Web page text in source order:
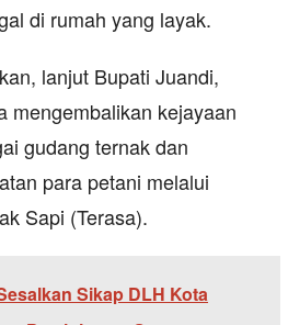
di rumah yang layak.
lanjut Bupati Juandi,
mengembalikan kejayaan
gudang ternak dan
para petani melalui
Sapi (Terasa).
Sikap DLH Kota